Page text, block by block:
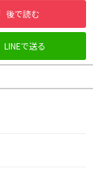
後で読む
LINEで送る